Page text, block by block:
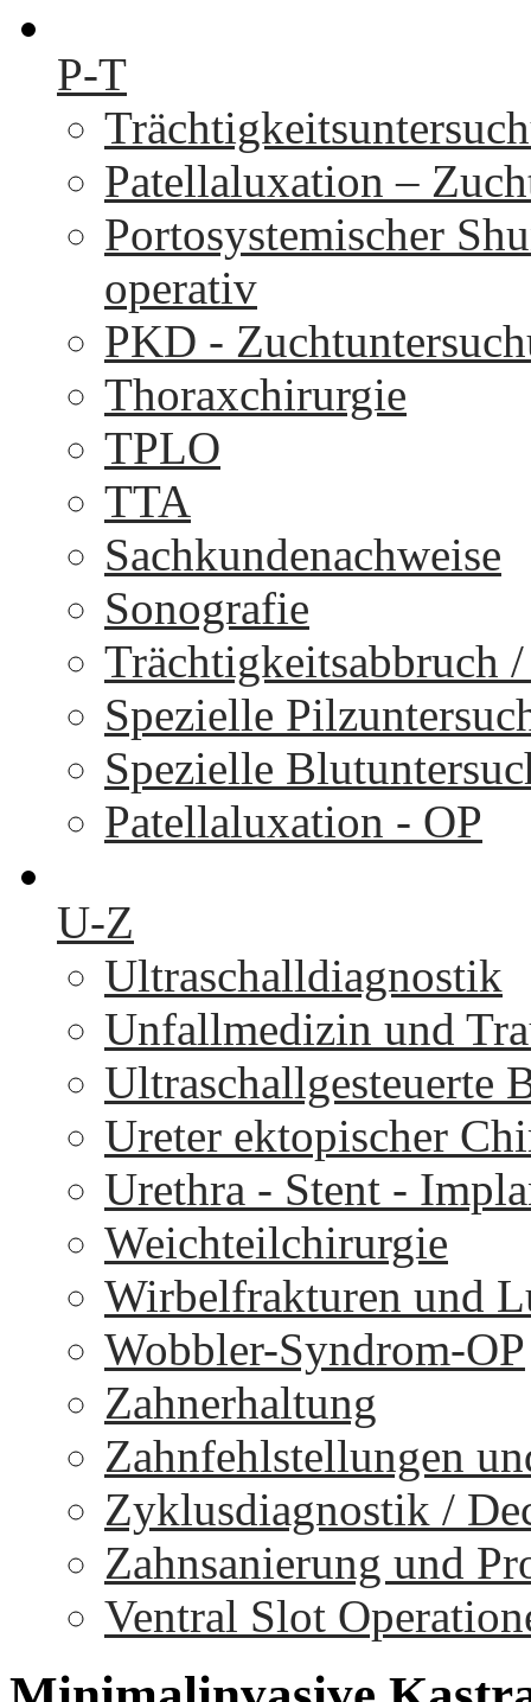
P-T
Patellaluxation –
Portosystemischer
operativ
PKD -
Thoraxchirurgie
TPLO
TTA
Sachkundenachweise
Sonografie
Trächtigkeitsabbruch
Spezielle
Spezielle
Patellaluxation - OP
U-Z
Ultraschalldiagnostik
Unfallmedizin und
Ultraschallgesteuerte
Ureter ektopischer
Urethra - Stent -
Weichteilchirurgie
Wirbelfrakturen und
Wobbler-Syndrom-OP
Zahnerhaltung
Zahnfehlstellungen
Zyklusdiagnostik /
Zahnsanierung und
Ventral Slot